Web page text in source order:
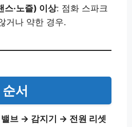
스·노즐) 이상: 점화 스파크
거나 약한 경우.
서
브 → 감지기 → 전원 리셋